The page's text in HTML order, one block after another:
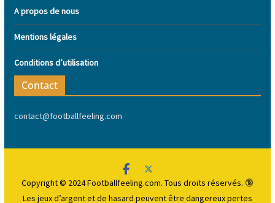
A propos de nous
Mentions légales
Conditions d’utilisation
Contact
contact@footballfeeling.com
Copyright © 2024 Footballfeeling.com. Tous droits réservés. 🔞
Les jeux d’argent et de hasard peuvent être dangereuxpertes